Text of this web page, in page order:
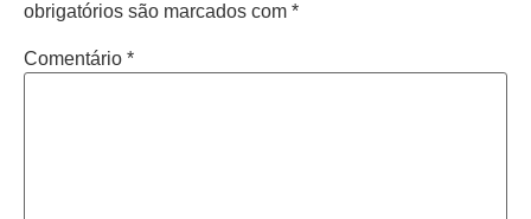
obrigatórios são marcados com *
Comentário *